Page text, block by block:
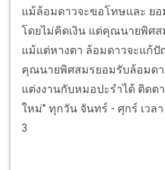
แม้ล้อมดาวจะขอโทษและ ย
โดยไม่คิดเงิน แต่คุณนายพิศ
แม้แต่หางตา ล้อมดาวจะแก้ปั
คุณนายพิศสมรยอมรับล้อมดา
แต่งงานกับหมอปะรำได้ ติด
ใหม่" ทุกวัน จันทร์ - ศุกร์ เวล
3